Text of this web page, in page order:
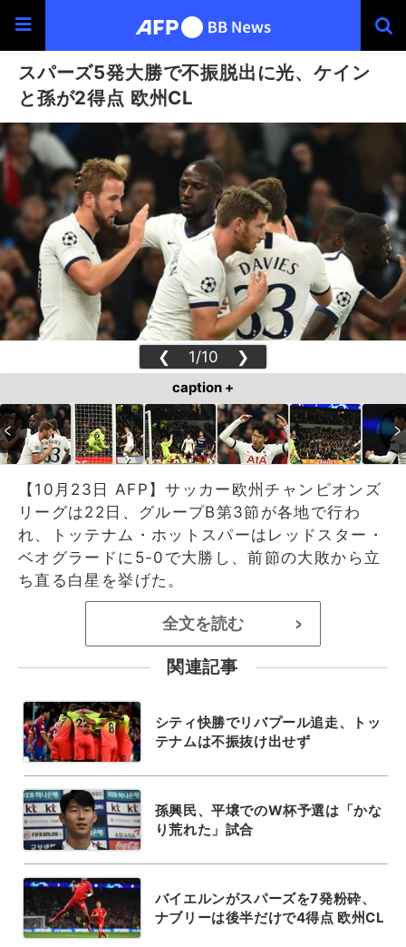
スパーズ5発大勝で不振脱出に光、ケイン
と孫が2得点 欧州CL
❮ 1/10 ❯
caption +
【10月23日 AFP】サッカー欧州チャンピオンズ
リーグは22日、グループB第3節が各地で行わ
れ、トッテナム・ホットスパーはレッドスター・
ベオグラードに5-0で大勝し、前節の大敗から立
ち直る白星を挙げた。
全文を読む >
関連記事
シティ快勝でリバプール追走、トッ
テナムは不振抜け出せず
孫興民、平壌でのW杯予選は「かな
り荒れた」試合
バイエルンがスパーズを7発粉砕、
ナブリーは後半だけで4得点 欧州CL